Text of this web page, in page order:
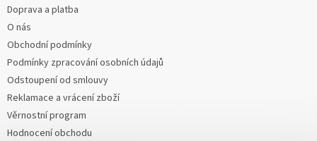
Doprava a platba
O nás
Obchodní podmínky
Podmínky zpracování osobních údajů
Odstoupení od smlouvy
Reklamace a vrácení zboží
Věrnostní program
Hodnocení obchodu